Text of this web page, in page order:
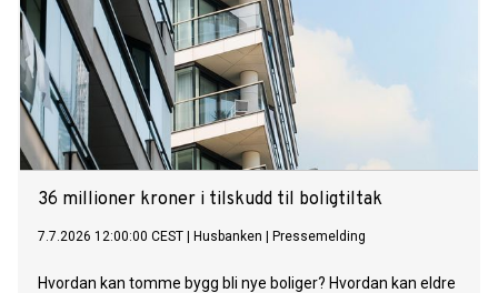
36 millioner kroner i tilskudd til boligtiltak
7.7.2026 12:00:00 CEST Husbanken Pressemelding
Hvordan kan tomme bygg bli nye boliger? Hvordan kan eldre